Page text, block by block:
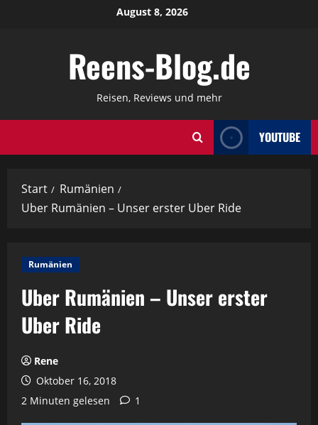
August 8, 2026
Reens-Blog.de
Reisen, Reviews und mehr
YOUTUBE
Start
Rumänien
Uber Rumänien – Unser erster Uber Ride
Rumänien
Uber Rumänien – Unser erster
Uber Ride
Rene
Oktober 16, 2018
2 Minuten gelesen
1